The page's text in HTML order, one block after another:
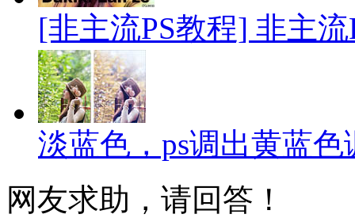
[非主流PS教程] 非主
淡蓝色，ps调出黄蓝
网友求助，请回答！